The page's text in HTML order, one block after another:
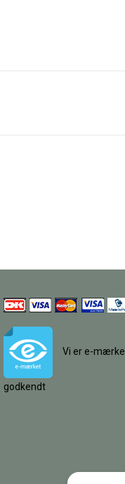
Vi er e-mærke
godkendt